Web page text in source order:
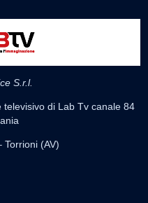
S.r.l.
televisivo di Lab Tv canale 84
Torrioni (AV)